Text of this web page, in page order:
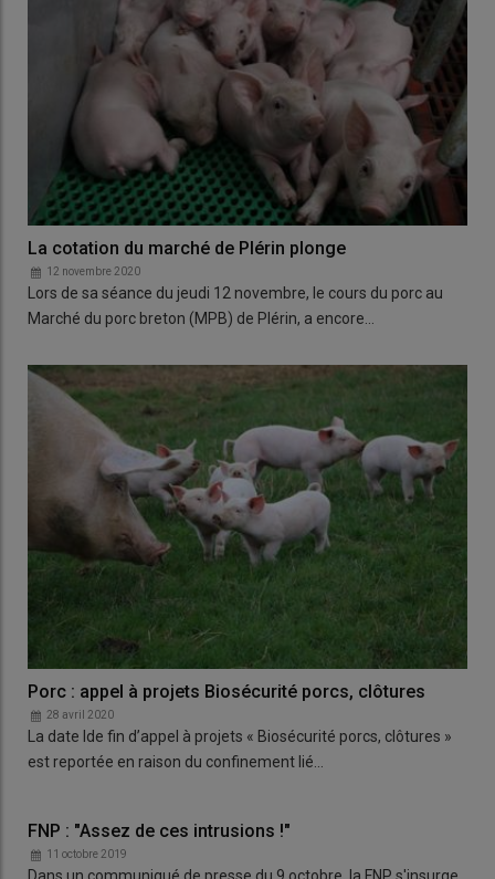
La cotation du marché de Plérin plonge
12 novembre 2020
Lors de sa séance du jeudi 12 novembre, le cours du porc au
Marché du porc breton (MPB) de Plérin, a encore…
Porc : appel à projets Biosécurité porcs, clôtures
28 avril 2020
La date lde fin d’appel à projets « Biosécurité porcs, clôtures »
est reportée en raison du confinement lié…
FNP : "Assez de ces intrusions !"
11 octobre 2019
Dans un communiqué de presse du 9 octobre, la FNP s'insurge